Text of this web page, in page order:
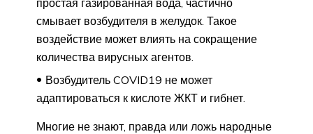
смывает возбудителя в желудок. Такое
воздействие может влиять на сокращение
количества вирусных агентов.
Возбудитель COVID19 не может
адаптироваться к кислоте ЖКТ и гибнет.
Многие не знают, правда или ложь народные